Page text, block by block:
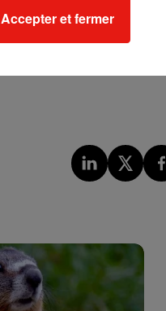
Accepter et fermer